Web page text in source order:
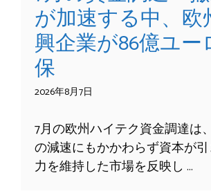
が加速する中、欧
興企業が86億ユー
保
2026年8月7日
7月の欧州ハイテク資金調達は
の減速にもかかわらず資本が
力を維持した市場を反映し …